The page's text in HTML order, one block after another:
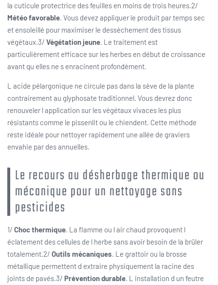
la cuticule protectrice des feuilles en moins de trois heures.2/
Météo favorable. Vous devez appliquer le produit par temps sec
et ensoleillé pour maximiser le dessèchement des tissus
végétaux.3/ Végétation jeune. Le traitement est
particulièrement efficace sur les herbes en début de croissance
avant qu elles ne s enracinent profondément.
L acide pélargonique ne circule pas dans la sève de la plante
contrairement au glyphosate traditionnel. Vous devrez donc
renouveler l application sur les végétaux vivaces les plus
résistants comme le pissenlit ou le chiendent. Cette méthode
reste idéale pour nettoyer rapidement une allée de graviers
envahie par des annuelles.
Le recours au désherbage thermique ou
mécanique pour un nettoyage sans
pesticides
1/ Choc thermique. La flamme ou l air chaud provoquent l
éclatement des cellules de l herbe sans avoir besoin de la brûler
totalement.2/ Outils mécaniques. Le grattoir ou la brosse
métallique permettent d extraire physiquement la racine des
joints de pavés.3/ Prévention durable. L installation d un feutre